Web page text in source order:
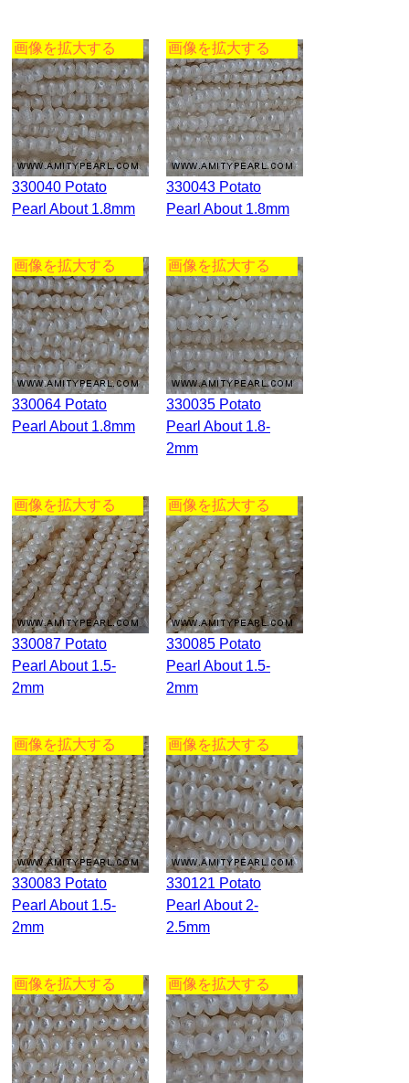
画像を拡大する
330040 Potato
Pearl About 1.8mm
画像を拡大する
330043 Potato
Pearl About 1.8mm
画像を拡大する
330064 Potato
Pearl About 1.8mm
画像を拡大する
330035 Potato
Pearl About 1.8-
2mm
画像を拡大する
330087 Potato
Pearl About 1.5-
2mm
画像を拡大する
330085 Potato
Pearl About 1.5-
2mm
画像を拡大する
330083 Potato
Pearl About 1.5-
2mm
画像を拡大する
330121 Potato
Pearl About 2-
2.5mm
画像を拡大する 画像を拡大する